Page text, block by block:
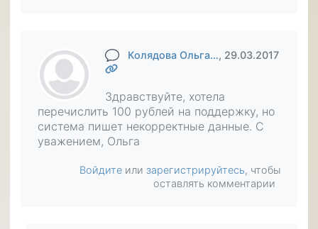
Колядова Ольга…, 29.03.2017
Здравствуйте, хотела
перечислить 100 рублей на поддержку, но
система пишет некорректные данные. С
уважением, Ольга
Войдите или зарегистрируйтесь, чтобы
оставлять комментарии